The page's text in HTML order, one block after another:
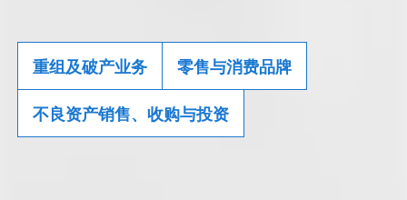
重组及破产业务 零售与消费品牌
不良资产销售、收购与投资